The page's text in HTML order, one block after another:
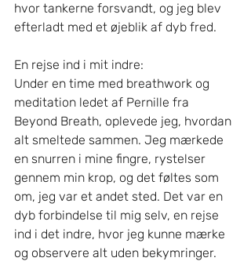
hvor tankerne forsvandt, og jeg blev
efterladt med et øjeblik af dyb fred.
En rejse ind i mit indre:
Under en time med breathwork og
meditation ledet af Pernille fra
Beyond Breath, oplevede jeg, hvordan
alt smeltede sammen. Jeg mærkede
en snurren i mine fingre, rystelser
gennem min krop, og det føltes som
om, jeg var et andet sted. Det var en
dyb forbindelse til mig selv, en rejse
ind i det indre, hvor jeg kunne mærke
og observere alt uden bekymringer.